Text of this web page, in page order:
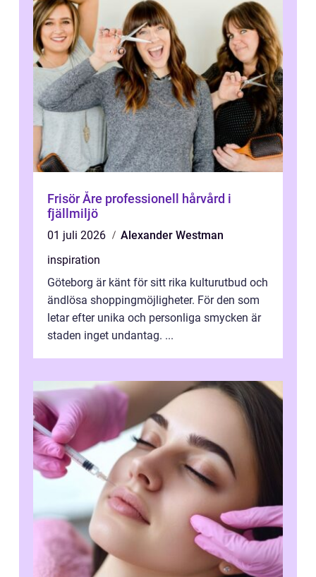
Frisör Åre professionell hårvård i
fjällmiljö
01 juli 2026
Alexander Westman
inspiration
Göteborg är känt för sitt rika kulturutbud och
ändlösa shoppingmöjligheter. För den som
letar efter unika och personliga smycken är
staden inget undantag. ...